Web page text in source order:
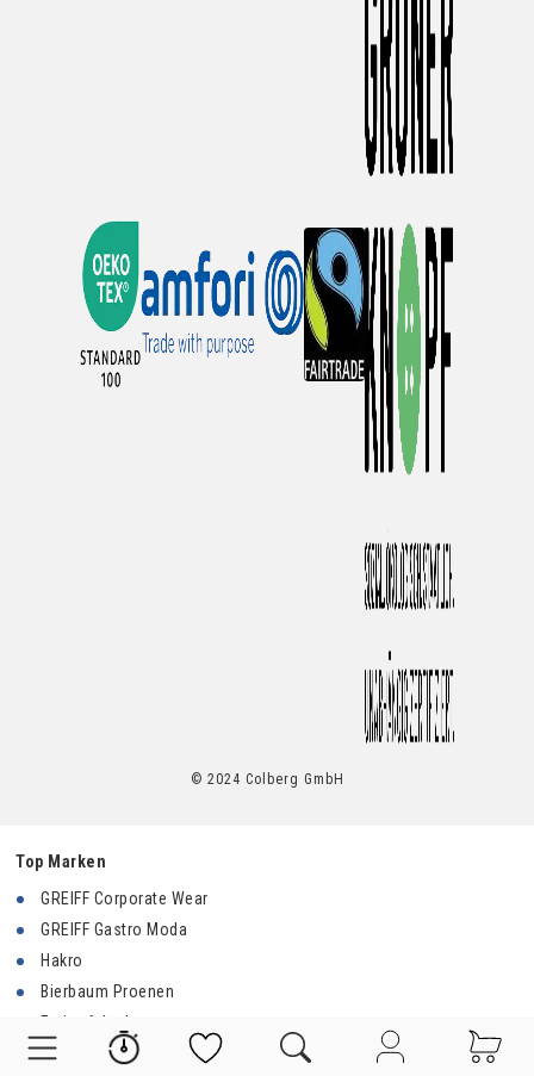
© 2024 Colberg GmbH
Top Marken
GREIFF Corporate Wear
GREIFF Gastro Moda
Hakro
Bierbaum Proenen
Fruit of the Loom
Premier Workwear